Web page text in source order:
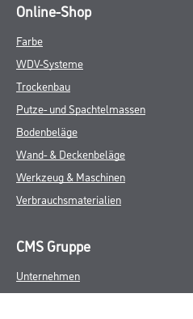
Online-Shop
Farbe
WDV-Systeme
Trockenbau
Putze- und Spachtelmassen
Bodenbeläge
Wand- & Deckenbeläge
Werkzeug & Maschinen
Verbrauchsmaterialien
CMS Gruppe
Unternehmen
Aktuelles